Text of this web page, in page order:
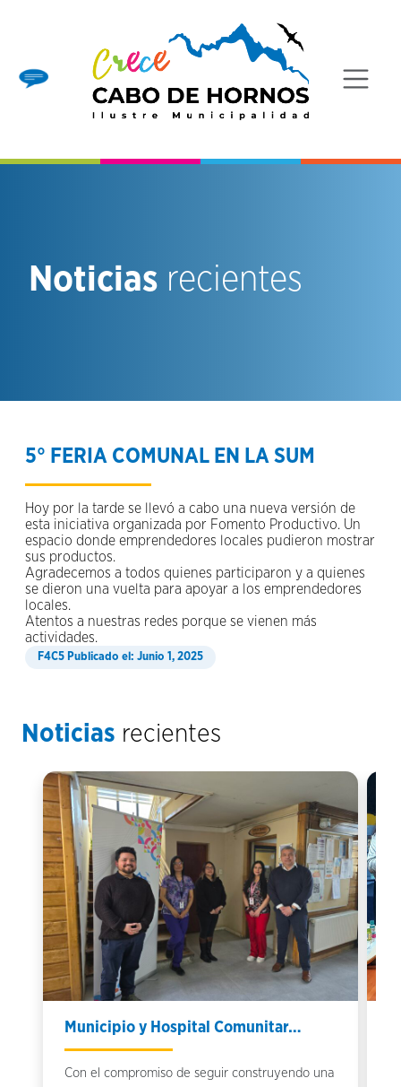
Noticias recientes
5° FERIA COMUNAL EN LA SUM
Hoy por la tarde se llevó a cabo una nueva versión de
esta iniciativa organizada por Fomento Productivo. Un
espacio donde emprendedores locales pudieron mostrar
sus productos.
Agradecemos a todos quienes participaron y a quienes
se dieron una vuelta para apoyar a los emprendedores
locales.
Atentos a nuestras redes porque se vienen más
actividades.
Publicado el: Junio 1, 2025
Noticias recientes
Municipio y Hospital Comunitar…
Con el compromiso de seguir construyendo una